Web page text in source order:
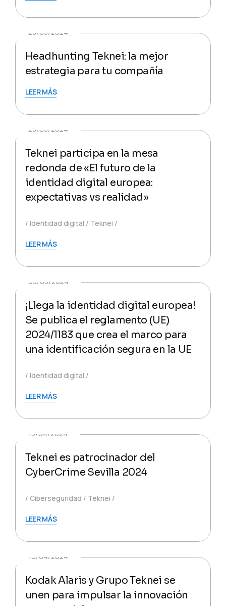
28/05/2024
Headhunting Teknei: la mejor
estrategia para tu compañía
LEER MÁS
23/05/2024
Teknei participa en la mesa
redonda de «El futuro de la
identidad digital europea:
expectativas vs realidad»
Identidad digital Teknei
LEER MÁS
03/05/2024
¡Llega la identidad digital europea!
Se publica el reglamento (UE)
2024/1183 que crea el marco para
una identificación segura en la UE
Identidad digital
LEER MÁS
15/04/2024
Teknei es patrocinador del
CyberCrime Sevilla 2024
Ciberseguridad Teknei
LEER MÁS
10/04/2024
Kodak Alaris y Grupo Teknei se
unen para impulsar la innovación